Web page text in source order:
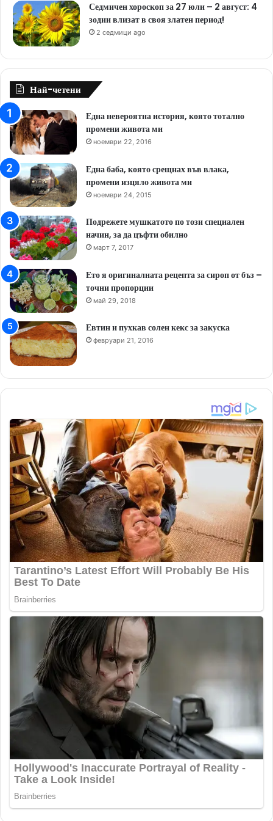
Седмичен хороскоп за 27 юли – 2 август: 4
зодии влизат в своя златен период!
2 седмици ago
Най-четени
Една невероятна история, която тотално
промени живота ми
ноември 22, 2016
Една баба, която срещнах във влака,
промени изцяло живота ми
ноември 24, 2015
Подрежете мушкатото по този специален
начин, за да цъфти обилно
март 7, 2017
Ето я оригиналната рецепта за сироп от бъз –
точни пропорции
май 29, 2018
Евтин и пухкав солен кекс за закуска
февруари 21, 2016